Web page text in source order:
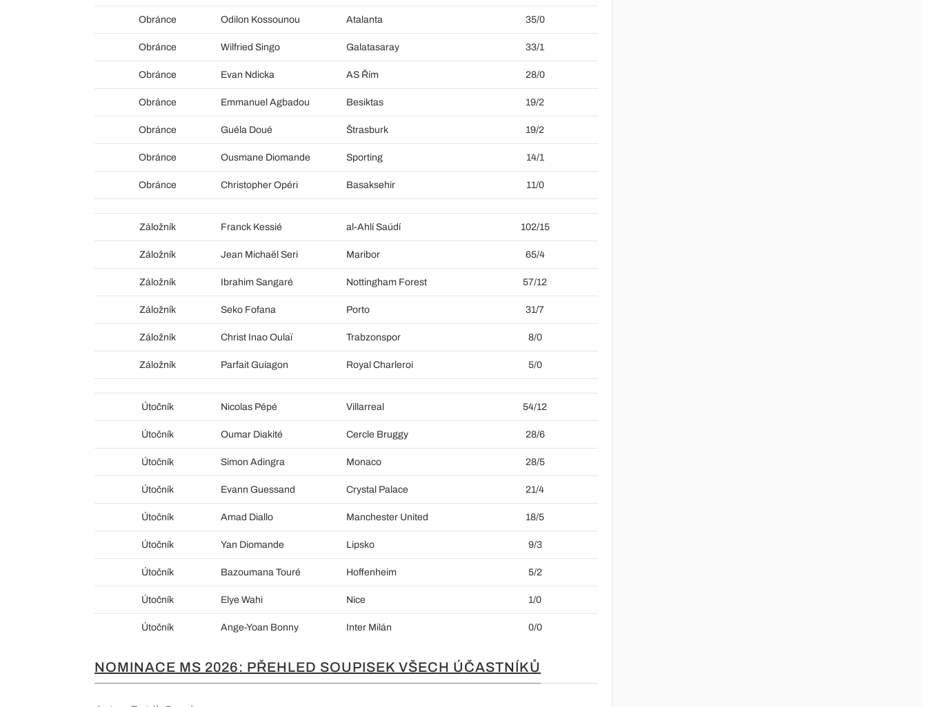
Obránce Odilon Kossounou Atalanta 35/0
Obránce Wilfried Singo Galatasaray 33/1
Obránce Evan Ndicka AS Řím 28/0
Obránce Emmanuel Agbadou Besiktas 19/2
Obránce Guéla Doué Štrasburk 19/2
Obránce Ousmane Diomande Sporting 14/1
Obránce Christopher Opéri Basaksehir 11/0
Záložník Franck Kessié al-Ahlí Saúdí 102/15
Záložník Jean Michaël Seri Maribor 65/4
Záložník Ibrahim Sangaré Nottingham Forest 57/12
Záložník Seko Fofana Porto 31/7
Záložník Christ Inao Oulaï Trabzonspor 8/0
Záložník Parfait Guiagon Royal Charleroi 5/0
Útočník Nicolas Pépé Villarreal 54/12
Útočník Oumar Diakité Cercle Bruggy 28/6
Útočník Simon Adingra Monaco 28/5
Útočník Evann Guessand Crystal Palace 21/4
Útočník Amad Diallo Manchester United 18/5
Útočník Yan Diomande Lipsko 9/3
Útočník Bazoumana Touré Hoffenheim 5/2
Útočník Elye Wahi Nice 1/0
Útočník Ange-Yoan Bonny Inter Milán 0/0
NOMINACE MS 2026: PŘEHLED SOUPISEK VŠECH ÚČASTNÍKŮ